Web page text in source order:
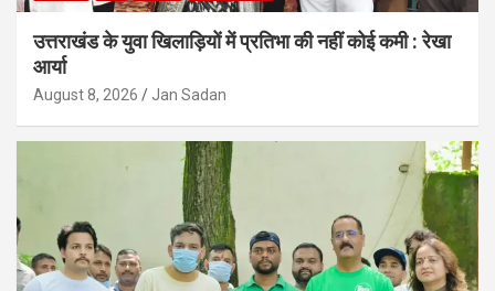
उत्तराखंड के युवा खिलाड़ियों में प्रतिभा की नहीं कोई कमी : रेखा
आर्या
August 8, 2026 Jan Sadan